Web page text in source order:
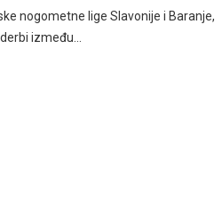
nogometne lige Slavonije i Baranje,
između…